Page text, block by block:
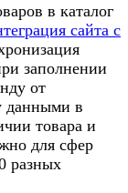
в каталог
сайта с
заполнении
от
данными в
товара и
для сфер
разных